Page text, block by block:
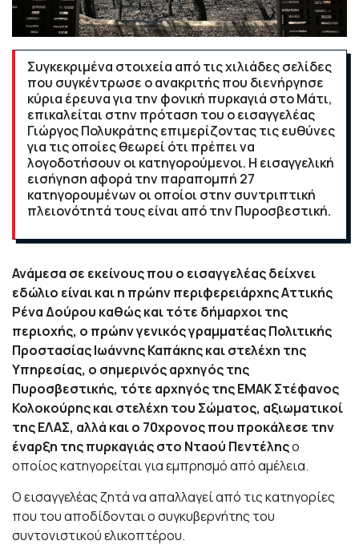
Συγκεκριμένα στοιχεία από τις χιλιάδες σελίδες
που συγκέντρωσε ο ανακριτής που διενήργησε
κύρια έρευνα για την φονική πυρκαγιά στο Μάτι,
επικαλείται στην πρόταση του ο εισαγγελέας
Γιώργος Πολυκράτης επιμερίζοντας τις ευθύνες
για τις οποίες θεωρεί ότι πρέπει να
λογοδοτήσουν οι κατηγορούμενοι. Η εισαγγελική
εισήγηση αφορά την παραπομπή 27
κατηγορουμένων οι οποίοι στην συντριπτική
πλειονότητά τους είναι από την Πυροσβεστική.
Ανάμεσα σε εκείνους που ο εισαγγελέας δείχνει
εδώλιο είναι και η πρώην περιφερειάρχης Αττικής
Ρένα Δούρου καθώς και τότε δήμαρχοι της
περιοχής, ο πρώην γενικός γραμματέας Πολιτικής
Προστασίας Ιωάννης Καπάκης και στελέχη της
Υπηρεσίας, ο σημερινός αρχηγός της
Πυροσβεστικής, τότε αρχηγός της ΕΜΑΚ Στέφανος
Κολοκούρης και στελέχη του Σώματος, αξιωματικοί
της ΕΛΑΣ, αλλά και ο 70χρονος που προκάλεσε την
έναρξη της πυρκαγιάς στο Νταού Πεντέληςο
οποίος κατηγορείται για εμπρησμό από αμέλεια.
Ο εισαγγελέας ζητά να απαλλαγεί από τις κατηγορίες
που του αποδίδονται ο συγκυβερνήτης του
συντονιστικού ελικοπτέρου.